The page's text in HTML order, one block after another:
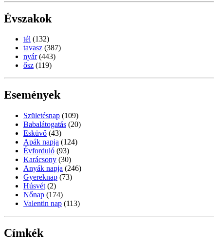
Évszakok
tél (132)
tavasz (387)
nyár (443)
ősz (119)
Események
Születésnap (109)
Babalátogatás (20)
Esküvő (43)
Apák napja (124)
Évforduló (93)
Karácsony (30)
Anyák napja (246)
Gyereknap (73)
Húsvét (2)
Nőnap (174)
Valentin nap (113)
Címkék